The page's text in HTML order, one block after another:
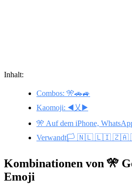
Inhalt:
Combos: 🎌🚗🚙
Kaomoji: ◀️乂▶️
🎌 Auf dem iPhone,
Verwandt🏳️ 🇳🇱 🇱🇮
Kombinationen von 🎌
Emoji